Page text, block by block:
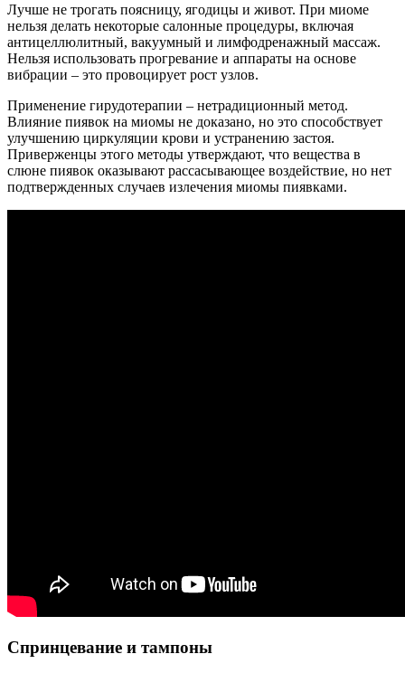
Лучше не трогать поясницу, ягодицы и живот. При миоме
нельзя делать некоторые салонные процедуры, включая
антицеллюлитный, вакуумный и лимфодренажный массаж.
Нельзя использовать прогревание и аппараты на основе
вибрации – это провоцирует рост узлов.
Применение гирудотерапии – нетрадиционный метод.
Влияние пиявок на миомы не доказано, но это способствует
улучшению циркуляции крови и устранению застоя.
Приверженцы этого методы утверждают, что вещества в
слюне пиявок оказывают рассасывающее воздействие, но нет
подтвержденных случаев излечения миомы пиявками.
Спринцевание и тампоны